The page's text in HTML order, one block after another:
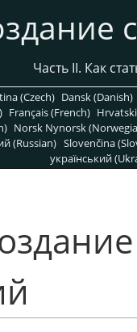
Часть II. Как
(Czech) Dansk (Danish)
Français (French)
Norsk Nynorsk
(Russian) Slovenčina
український